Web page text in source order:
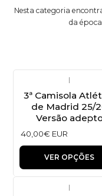
Nesta categoria
da
|
3ª Camisola
de Madrid 25/
Versão
40,00€ EUR
VER OPÇÕES
|